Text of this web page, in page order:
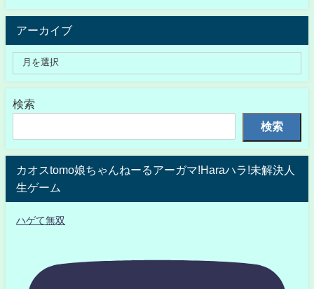
アーカイブ
検索
検索
カオスtomo娘ちゃんねーるアーガマ!Haraハラ!未解決人
生ゲーム
ハゲて無双